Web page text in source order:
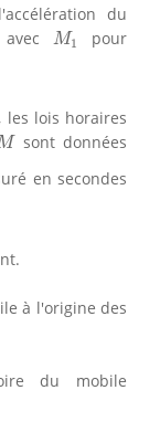
du
M1
M1 pour
les lois horaires
Msont données
en secondes
à l'origine des
du mobile